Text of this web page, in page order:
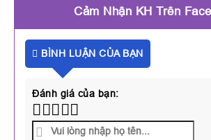
Cảm Nhận KH Trên
BÌNH LUẬN CỦA BẠN
Đánh giá của bạn: